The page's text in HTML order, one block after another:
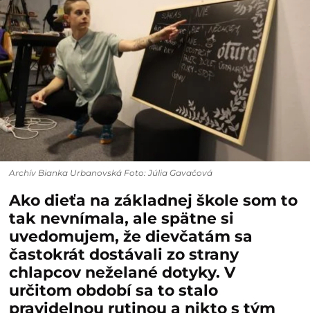
Archív Bianka Urbanovská Foto: Júlia Gavačová
Ako dieťa na základnej škole som to
tak nevnímala, ale spätne si
uvedomujem, že dievčatám sa
častokrát dostávali zo strany
chlapcov neželané dotyky. V
určitom období sa to stalo
pravidelnou rutinou a nikto s tým